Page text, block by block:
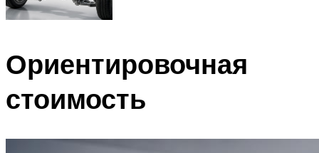
Ориентировочная
стоимость